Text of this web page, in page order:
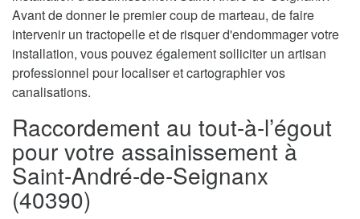
Avant de donner le premier coup de marteau, de faire
intervenir un tractopelle et de risquer d'endommager votre
installation, vous pouvez également solliciter un artisan
professionnel pour localiser et cartographier vos
canalisations.
Raccordement au tout-à-l’égout
pour votre assainissement à
Saint-André-de-Seignanx
(40390)